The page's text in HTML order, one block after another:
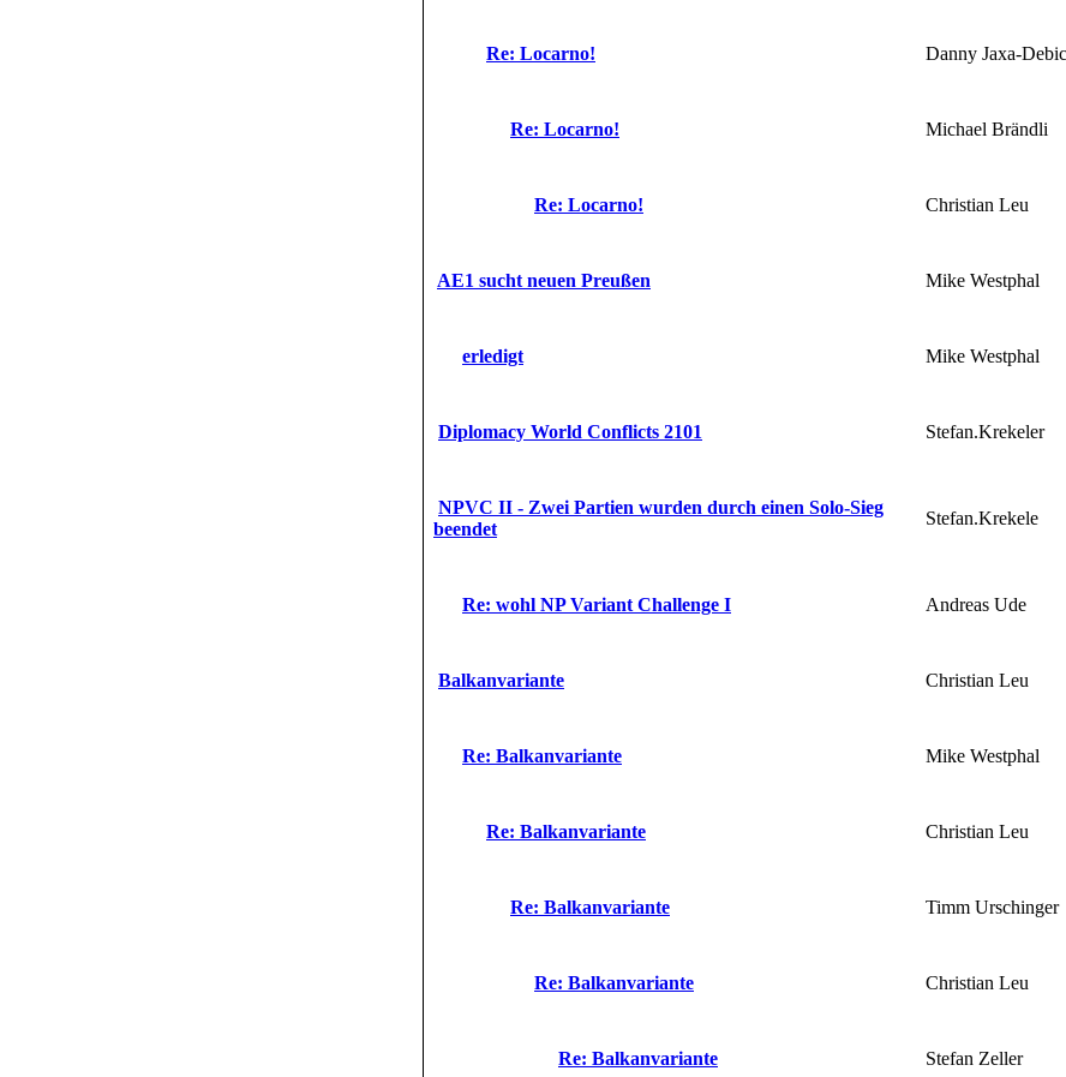
Re: Locarno! Danny Jaxa-
Re: Locarno! Michael Brändli
Re: Locarno! Christian Leu
AE1 sucht neuen Preußen Mike Westphal
erledigt Mike Westphal
Diplomacy World Conflicts 2101 Stefan.Krekeler
NPVC II - Zwei Partien wurden durch einen Solo-Sieg
beendet
Stefan.Krekele
Re: wohl NP Variant Challenge I Andreas Ude
Balkanvariante Christian Leu
Re: Balkanvariante Mike Westphal
Re: Balkanvariante Christian Leu
Re: Balkanvariante Timm Urschinger
Re: Balkanvariante Christian Leu
Re: Balkanvariante Stefan Zeller